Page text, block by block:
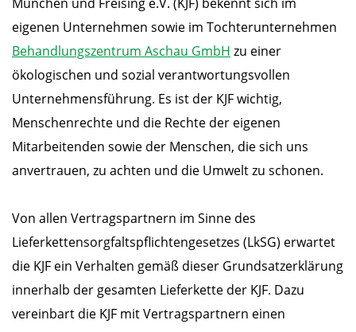
eigenen Unternehmen sowie im Tochterunternehmen
Behandlungszentrum Aschau GmbH zu einer
ökologischen und sozial verantwortungsvollen
Unternehmensführung. Es ist der KJF wichtig,
Menschenrechte und die Rechte der eigenen
Mitarbeitenden sowie der Menschen, die sich uns
anvertrauen, zu achten und die Umwelt zu schonen.
Von allen Vertragspartnern im Sinne des
Lieferkettensorgfaltspflichtengesetzes (LkSG) erwartet
die KJF ein Verhalten gemäß dieser Grundsatzerklärung
innerhalb der gesamten Lieferkette der KJF. Dazu
vereinbart die KJF mit Vertragspartnern einen